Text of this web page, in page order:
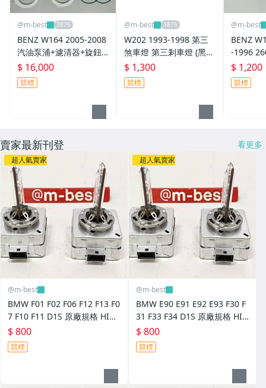
@m-best
BENZ W164 2005-2008
汽油泵浦+濾清器+旋鈕
蓋+繼電器 油箱浮筒 幫
浦 油表 油錶 (原廠貨套
餐) 1644701994
$ 16,000
競標
@m-best
W202 1993-1998 第三
煞車燈 第三剎車燈 (黑
色)(燈泡式.非LED)(*品像
優的*隨機出貨) 日本外
匯拆車品 2028200756
$ 1,300
競標
@m-best
BENZ
-1996
油表 儀
011-1
$ 1,200
競標
賣家最新刊登 看更多
超人氣賣家
@m-best
BMW F01 F02 F06 F12 F13 F0
7 F10 F11 D1S 原廠規格 HID
燈泡 (日本外匯拆車品) 66140
$ 800
競標
超人氣賣家
@m-best
BMW E90 E91 E92 E93 F30 F
31 F33 F34 D1S 原廠規格 HID
燈泡 (日本外匯拆車品) 66140
$ 800
競標